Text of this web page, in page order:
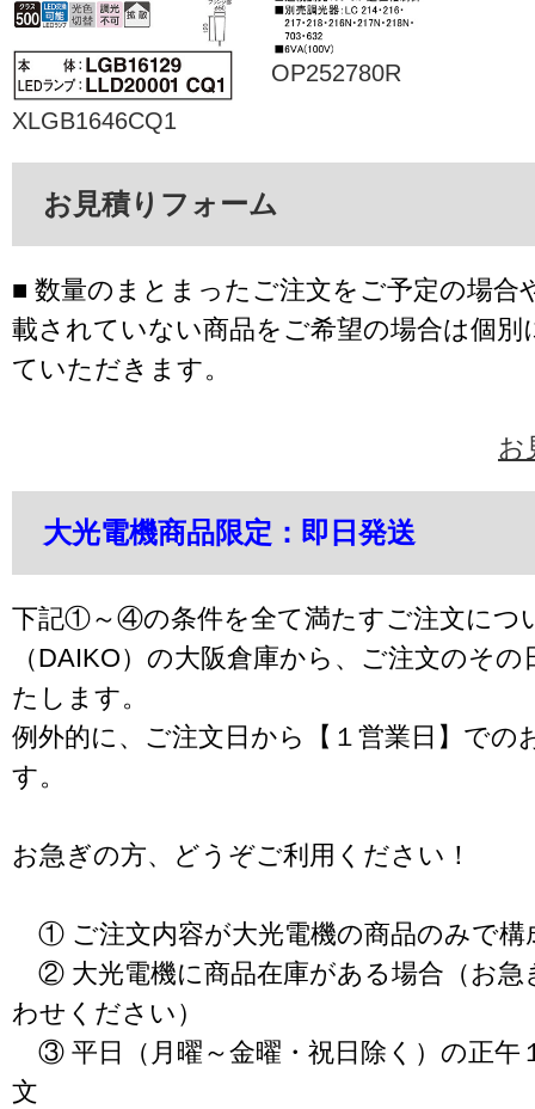
XLGB1646CQ1
OP252780R
お見積りフォーム
■ 数量のまとまったご注文をご予定の場合
載されていない商品をご希望の場合は個別
ていただきます。
お
大光電機商品限定：即日発送
下記①～④の条件を全て満たすご注文につ
（DAIKO）の大阪倉庫から、ご注文のそ
たします。
例外的に、ご注文日から【１営業日】での
す。
お急ぎの方、どうぞご利用ください！
① ご注文内容が大光電機の商品のみで構
② 大光電機に商品在庫がある場合（お急
わせください）
③ 平日（月曜～金曜・祝日除く）の正午
文